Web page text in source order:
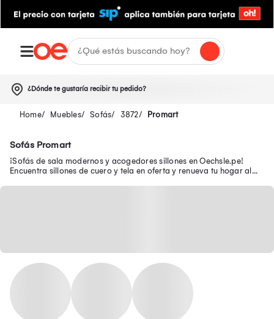
¿Dónde te gustaría recibir tu pedido?
Muebles Sofás 3872 Promart
Sofás Promart
¡Sofás de sala modernos y acogedores sillones en Oechsle.pe!
Encuentra sillones de cuero y tela en oferta y renueva tu hogar al